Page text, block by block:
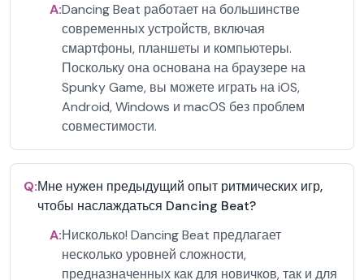
A:Dancing Beat работает на большинстве
современных устройств, включая
смартфоны, планшеты и компьютеры.
Поскольку она основана на браузере на
Spunky Game, вы можете играть на iOS,
Android, Windows и macOS без проблем
совместимости.
Q:Мне нужен предыдущий опыт ритмических игр,
чтобы наслаждаться Dancing Beat?
A:Нисколько! Dancing Beat предлагает
несколько уровней сложности,
предназначенных как для новичков, так и для